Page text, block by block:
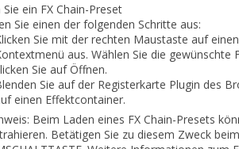
ein FX Chain-Preset
Sie einen der folgenden Schritte aus:
Sie mit der rechten Maustaste auf
aus. Wählen Sie die
Sie aufÖffnen.
Sie auf der Registerkarte Plugin des
einen Effektcontainer.
Beim Laden eines FX Chain-Presets
Betätigen Sie zu diesem Zweck